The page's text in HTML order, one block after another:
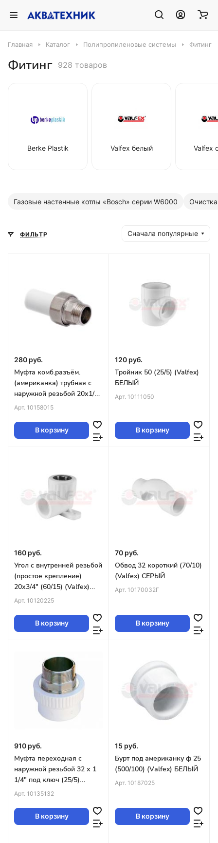
Главная Каталог Полипропиленовые системы Фитинг
Фитинг 928 товаров
Berke Plastik Valfex белый Valfex
Газовые настенные котлы «Bosch» серии W6000
ФИЛЬТР Сначала популярные
280 руб.
Муфта комб.разъём.
(американка) трубная с
наружной резьбой 20х1/2"
(175/25) (Valfex) БЕЛАЯ
Арт. 10158015
В корзину
120 руб.
Тройник 50 (25/5) (Valfex)
БЕЛЫЙ
Арт. 10111050
В корзину
160 руб.
Угол с внутренней резьбой
(простое крепление)
20х3/4" (60/15) (Valfex)
БЕЛЫЙ
Арт. 10120225
В корзину
70 руб.
Обвод 32 короткий (70/10)
(Valfex) СЕРЫЙ
Арт. 10170032Г
В корзину
910 руб.
Муфта переходная с
наружной резьбой 32 х 1
1/4" под ключ (25/5)
(Valfex) БЕЛАЯ
Арт. 10135132
В корзину
15 руб.
Бурт под американку ф 25
(500/100) (Vаlfex) БЕЛЫЙ
Арт. 10187025
В корзину